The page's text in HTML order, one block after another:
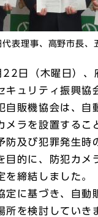
表理事、高野市長、
22日（木曜日）、
キュリティ振興協
自販機協会は、自
メラを設置するこ
防及び犯罪発生時
目的に、防犯カメ
を締結しました。
に基づき、自動
所を検討していき